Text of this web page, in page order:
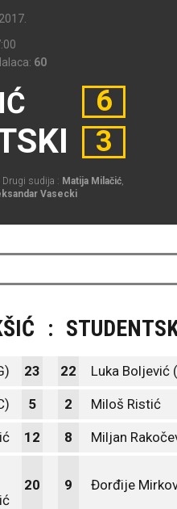
60
6
3
Drugi sudija : Matija Milačić,
Vasecki
:
23 22 Luka Boljević
5 2 Miloš Ristić
12 8 Miljan
20 9 Đorđije